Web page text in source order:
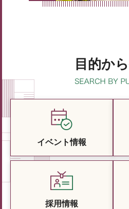
目的か
イベント情報
採用情報